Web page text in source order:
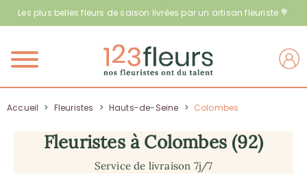
Les plus belles fleurs de saison livrées par un artisan fleuriste 💐
Menu
Accueil > Fleuristes > Hauts-de-Seine > Colombes
Fleuristes à Colombes (92)
Service de livraison 7j/7